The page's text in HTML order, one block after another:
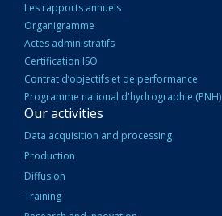
Les rapports annuels
Organigramme
Actes administratifs
Certification ISO
Contrat d’objectifs et de performance
Programme national d'hydrographie (PNH)
Our activities
Data acquisition and processing
Production
Diffusion
Training